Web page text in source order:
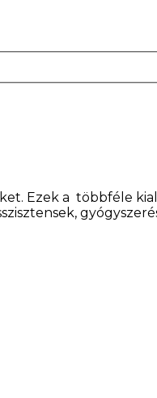
Ezek a többféle